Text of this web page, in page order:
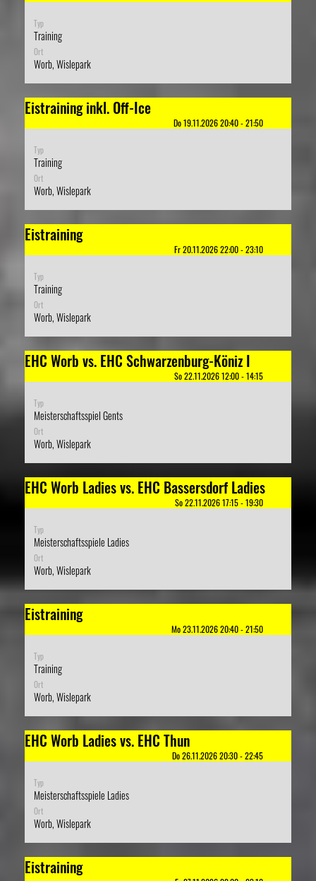
Typ
Training
Ort
Worb, Wislepark
Eistraining inkl. Off-Ice
Do 19.11.2026 20:40 - 21:50
Typ
Training
Ort
Worb, Wislepark
Eistraining
Fr 20.11.2026 22:00 - 23:10
Typ
Training
Ort
Worb, Wislepark
EHC Worb vs. EHC Schwarzenburg-Köniz I
So 22.11.2026 12:00 - 14:15
Typ
Meisterschaftsspiel Gents
Ort
Worb, Wislepark
EHC Worb Ladies vs. EHC Bassersdorf Ladies
So 22.11.2026 17:15 - 19:30
Typ
Meisterschaftsspiele Ladies
Ort
Worb, Wislepark
Eistraining
Mo 23.11.2026 20:40 - 21:50
Typ
Training
Ort
Worb, Wislepark
EHC Worb Ladies vs. EHC Thun
Do 26.11.2026 20:30 - 22:45
Typ
Meisterschaftsspiele Ladies
Ort
Worb, Wislepark
Eistraining